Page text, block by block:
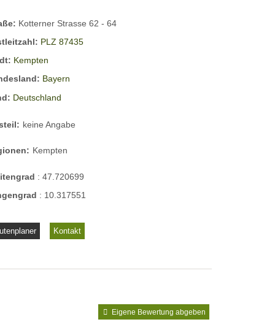
Kotterner Strasse 62 - 64
PLZ 87435
Kempten
Bayern
Deutschland
keine Angabe
Kempten
:47.720699
: 10.317551
Kontakt
Eigene Bewertung abgeben